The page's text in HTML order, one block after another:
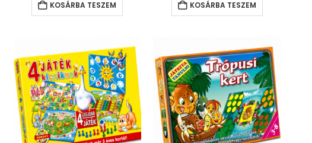
KOSÁRBA TESZEM KOSÁRBA TESZEM